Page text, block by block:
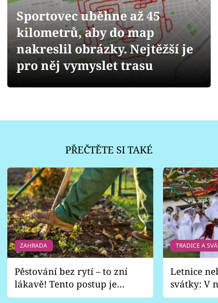
Přihlášení
Sledujte nás
Sportovec uběhne až 45
kilometrů, aby do map
nakreslil obrázky. Nejtěžší je
pro něj vymyslet trasu
PŘEČTĚTE SI TAKÉ
ZAHRADA
Pěstování bez rytí – to zní
lákavě! Tento postup je
vhodný jen pro některé
TRADICE A
Letnice
svátky: V
pondělí